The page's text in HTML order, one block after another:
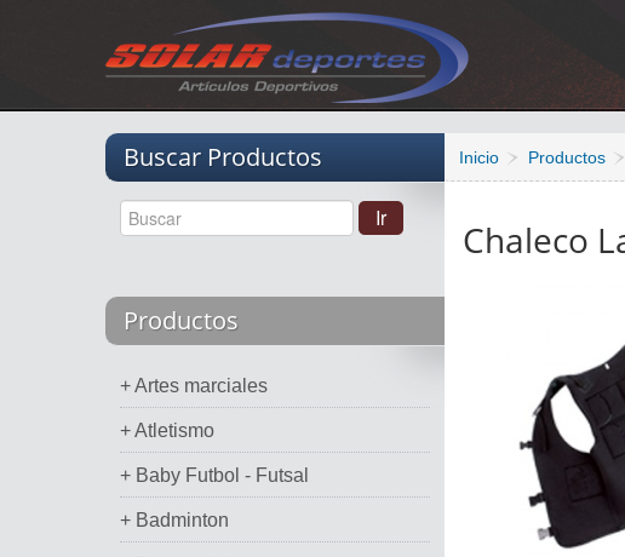
Buscar Productos
Productos
+ Artes marciales
+ Atletismo
+ Baby Futbol - Futsal
+ Badminton
Inicio Productos
Chaleco